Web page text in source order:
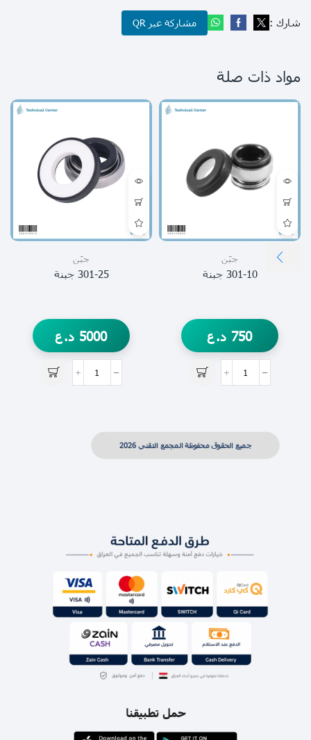
شارك : مشاركة عبر QR
مواد ذات صلة
جبَن
301-10 جبنة
750 د.ع
جبَن
301-25 جبنة
5000 د.ع
جميع الحقوق محفوظة المجمع التقني 2026
حمل تطبيقنا